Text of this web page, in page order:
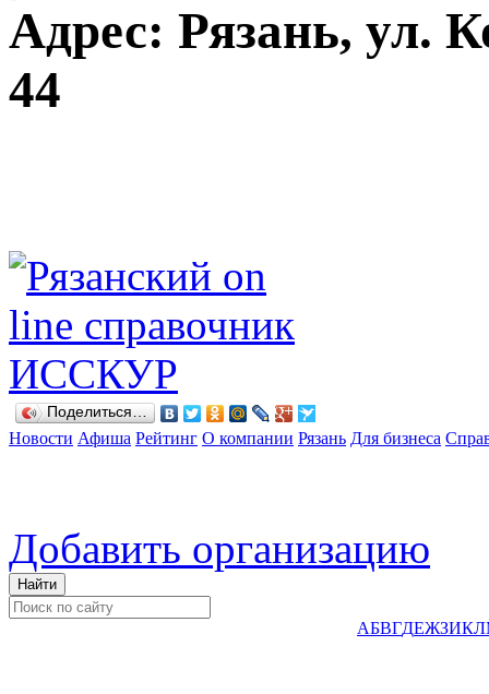
Адрес: Рязань, ул.
44
Поделиться…
Новости Афиша Рейтинг О компании Рязань Для бизнеса
Добавить организацию
АБВГДЕЖЗИКЛ